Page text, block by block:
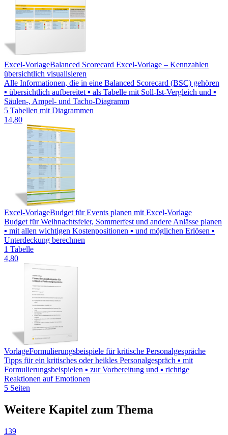
Excel-VorlageBalanced Scorecard Excel-Vorlage – Kennzahlen
übersichtlich visualisieren
Alle Informationen, die in eine Balanced Scorecard (BSC) gehören
▪ übersichtlich aufbereitet ▪ als Tabelle mit Soll-Ist-Vergleich und ▪
Säulen-, Ampel- und Tacho-Diagramm
5 Tabellen mit Diagrammen
14,80
Excel-VorlageBudget für Events planen mit Excel-Vorlage
Budget für Weihnachtsfeier, Sommerfest und andere Anlässe planen
▪ mit allen wichtigen Kostenpositionen ▪ und möglichen Erlösen ▪
Unterdeckung berechnen
1 Tabelle
4,80
VorlageFormulierungsbeispiele für kritische Personalgespräche
Tipps für ein kritisches oder heikles Personalgespräch ▪ mit
Formulierungsbeispielen ▪ zur Vorbereitung und ▪ richtige
Reaktionen auf Emotionen
5 Seiten
Weitere Kapitel zum Thema
139